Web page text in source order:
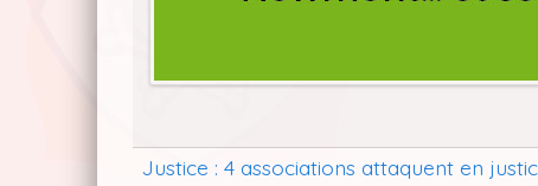
Justice : 4 associations attaquent en